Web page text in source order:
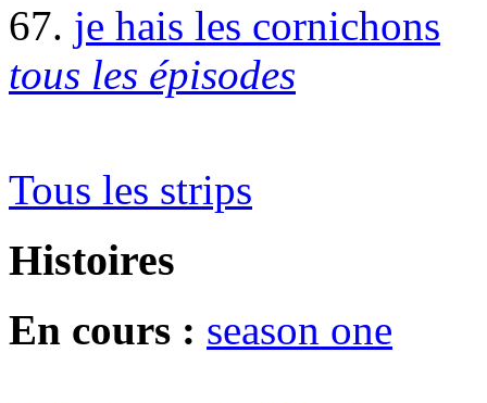
67. je hais les cornichons
tous les épisodes
Tous les strips
Histoires
En cours : season one